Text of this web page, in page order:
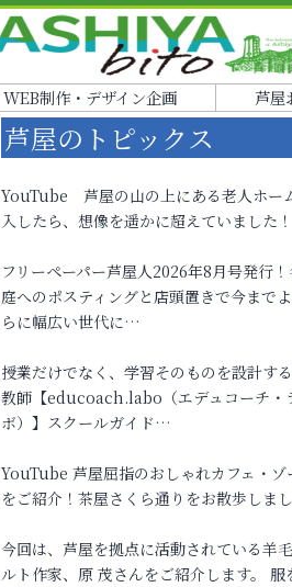
WEB制作・デザイン企画 芦屋
芦屋のトピックス
YouTube 芦屋の山の上にある老人ホー
入したら、想像を遥かに超えていました！
フリーペーパー芦屋人2026年8月号発行
庭へのポスティングと店頭置きで今まで
らに幅広い世代に…
授業だけでなく、学習そのものを設計す
教師【educoach.labo（エデュコーチ・
ボ）】スクールガイド…
YouTube 芦屋屈指のおしゃれカフェ・ゾ
をご紹介！茶屋さくら通りをお散歩しまし
今回は、芦屋を拠点に活動されている羊
ルト作家、原 茂さんをご紹介します。 服